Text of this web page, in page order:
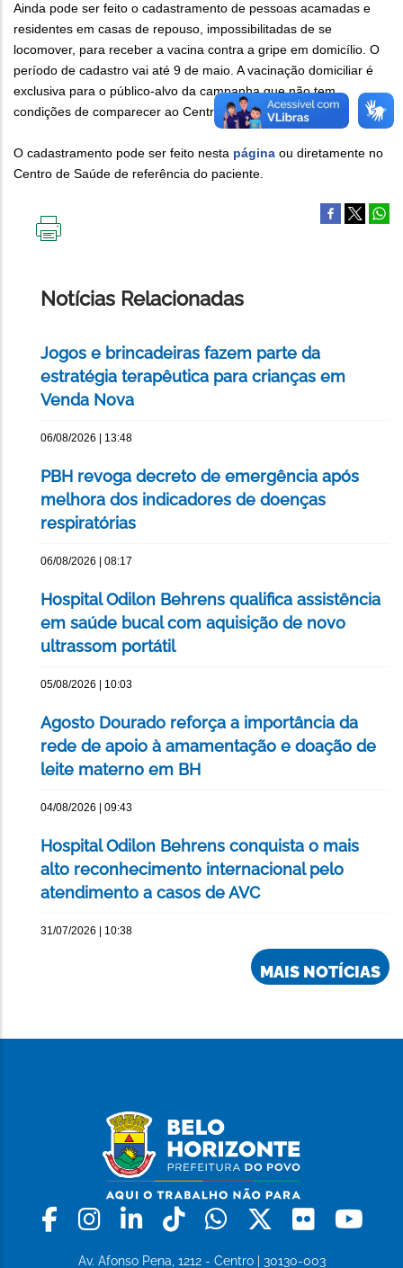
Ainda pode ser feito o cadastramento de pessoas acamadas e
residentes em casas de repouso, impossibilitadas de se
locomover, para receber a vacina contra a gripe em domicílio. O
período de cadastro vai até 9 de maio. A vacinação domiciliar é
exclusiva para o público-alvo da campanha que não tem
condições de comparecer ao Centro de Saúde.
O cadastramento pode ser feito nesta página ou diretamente no
Centro de Saúde de referência do paciente.
Notícias Relacionadas
Jogos e brincadeiras fazem parte da
estratégia terapêutica para crianças em
Venda Nova
06/08/2026 | 13:48
PBH revoga decreto de emergência após
melhora dos indicadores de doenças
respiratórias
06/08/2026 | 08:17
Hospital Odilon Behrens qualifica assistência
em saúde bucal com aquisição de novo
ultrassom portátil
05/08/2026 | 10:03
Agosto Dourado reforça a importância da
rede de apoio à amamentação e doação de
leite materno em BH
04/08/2026 | 09:43
Hospital Odilon Behrens conquista o mais
alto reconhecimento internacional pelo
atendimento a casos de AVC
31/07/2026 | 10:38
MAIS NOTÍCIAS
Facebook
Instagram
LinkedinTiktokWhatsapp
X Flickr
Av. Afonso Pena, 1212 - Centro | 30130-003